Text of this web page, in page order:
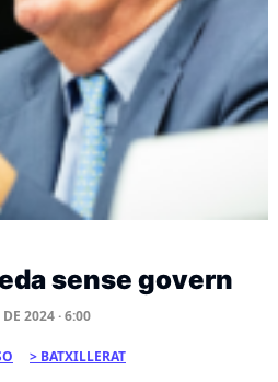
sense govern
2024 · 6:00
BATXILLERAT